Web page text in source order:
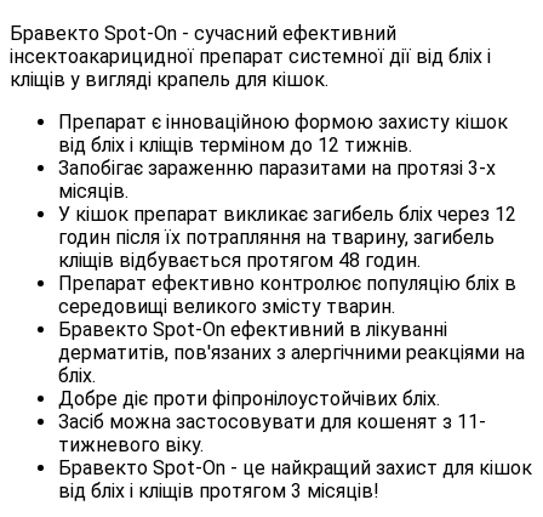
Бравекто Spot-On - сучасний ефективний
інсектоакарицидної препарат системної дії від бліх і
кліщів у вигляді крапель для кішок.
Препарат є інноваційною формою захисту кішок
від бліх і кліщів терміном до 12 тижнів.
Запобігає зараженню паразитами на протязі 3-х
місяців.
У кішок препарат викликає загибель бліх через 12
годин після їх потрапляння на тварину, загибель
кліщів відбувається протягом 48 годин.
Препарат ефективно контролює популяцію бліх в
середовищі великого змісту тварин.
Бравекто Spot-On ефективний в лікуванні
дерматитів, пов'язаних з алергічними реакціями на
бліх.
Добре діє проти фіпронілоустойчівих бліх.
Засіб можна застосовувати для кошенят з 11-
тижневого віку.
Бравекто Spot-On - це найкращий захист для кішок
від бліх і кліщів протягом 3 місяців!